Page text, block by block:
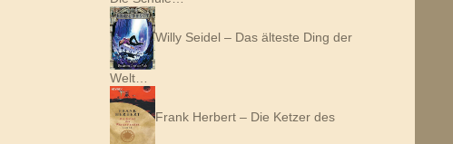
Willy Seidel – Das älteste Ding der
Welt…
Frank Herbert – Die Ketzer des